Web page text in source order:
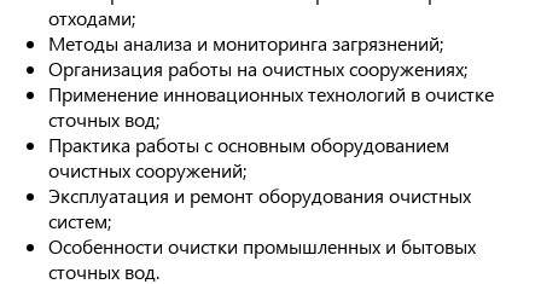
отходами;
Методы анализа и мониторинга загрязнений;
Организация работы на очистных сооружениях;
Применение инновационных технологий в очистке
сточных вод;
Практика работы с основным оборудованием
очистных сооружений;
Эксплуатация и ремонт оборудования очистных
систем;
Особенности очистки промышленных и бытовых
сточных вод.